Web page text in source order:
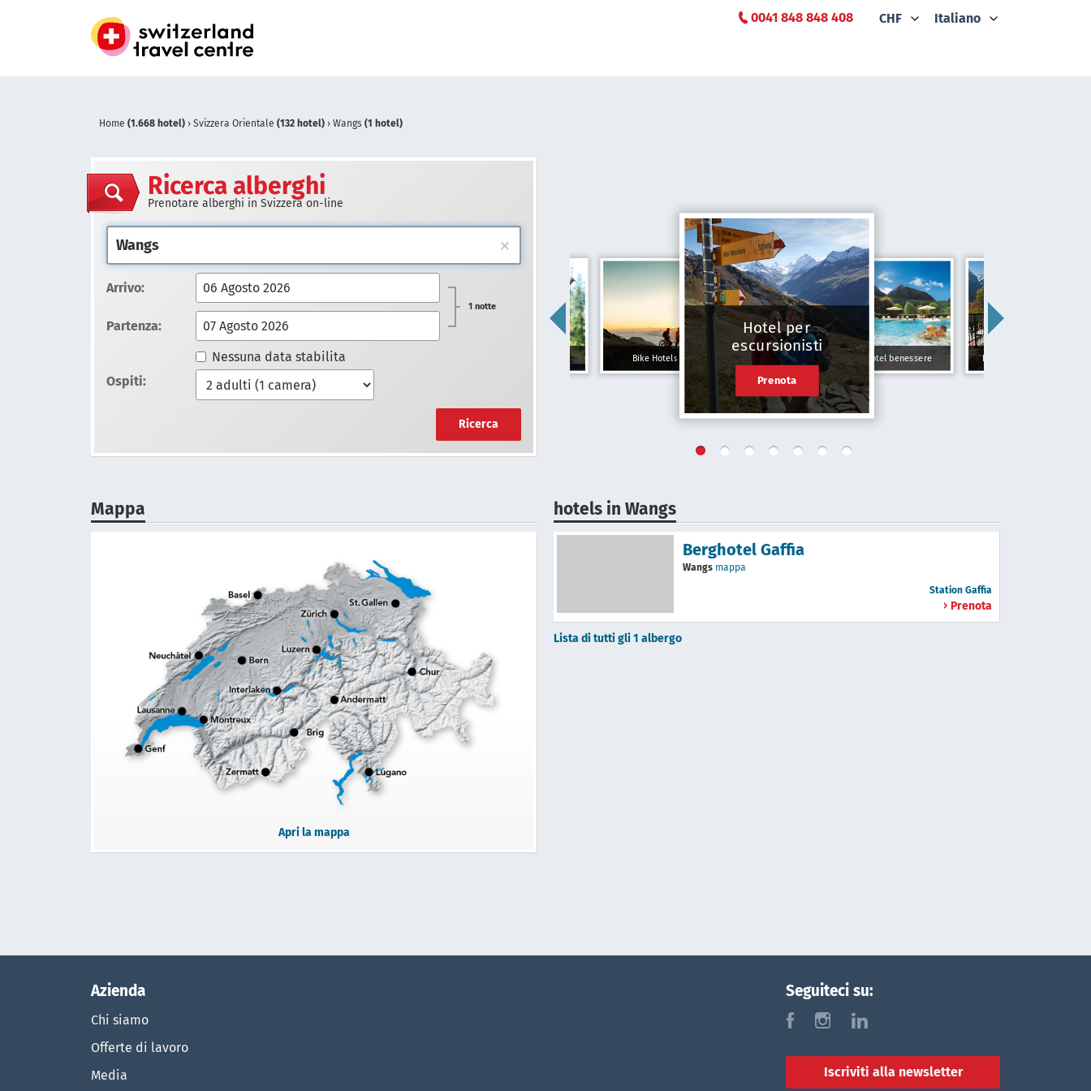
0041 848 848 408 CHF Italiano
Home (1.668 hotel) › Svizzera Orientale (132 hotel) › Wangs (1 hotel)
Ricerca alberghi
Prenotare alberghi in Svizzera on-line
Arrivo:
Partenza:
1 notte
Nessuna data stabilita
Ospiti:
Ricerca
Bike Hotels
Hotel per
escursionisti
Prenota
Hotel benessere Hotel Tipici Svizzeri
Mappa
Apri la mappa
hotels in Wangs
Berghotel Gaffia
Wangs mappa
Station Gaffia
Prenota
Lista di tutti gli 1 albergo
Azienda
Chi siamo
Offerte di lavoro
Media
Seguiteci su:
f i l
Iscriviti alla newsletter